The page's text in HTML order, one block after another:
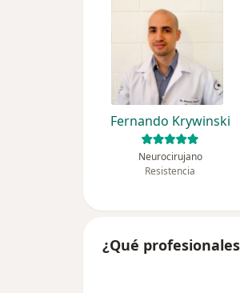
Fernando Krywinski
Neurocirujano
Resistencia
¿Qué